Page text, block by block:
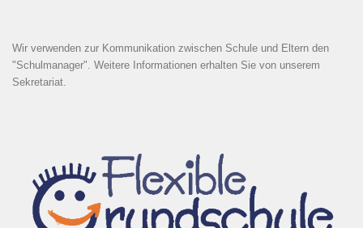
Wir verwenden zur Kommunikation zwischen Schule und Eltern den
"Schulmanager". Weitere Informationen erhalten Sie von unserem
Sekretariat.